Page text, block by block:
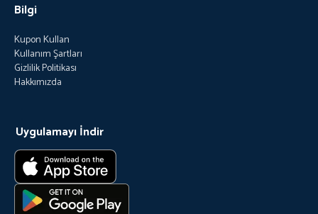
Bilgi
Kupon Kullan
Kullanım Şartları
Gizlilik Politikası
Hakkımızda
Uygulamayı İndir